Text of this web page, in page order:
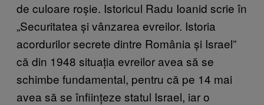
de culoare roșie. Istoricul Radu Ioanid scrie în
„Securitatea și vânzarea evreilor. Istoria
acordurilor secrete dintre România și Israel”
că din 1948 situația evreilor avea să se
schimbe fundamental, pentru că pe 14 mai
avea să se înființeze statul Israel, iar o